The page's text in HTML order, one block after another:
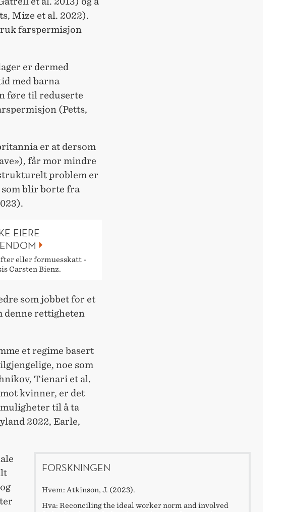
Mize et al. 2022).
farspermisjon
er dermed
med barna
føre til reduserte
(Petts,
er at dersom
får mor mindre
problem er
blir borte fra
EIERE
eller formuesskatt -
Carsten Bienz.
som jobbet for et
denne rettigheten
et regime basert
noe som
Tienari et al.
kvinner, er det
til å ta
2022, Earle,
FORSKNINGEN
Hvem: Atkinson, J. (2023).
Hva: Reconciling the ideal worker norm and involved